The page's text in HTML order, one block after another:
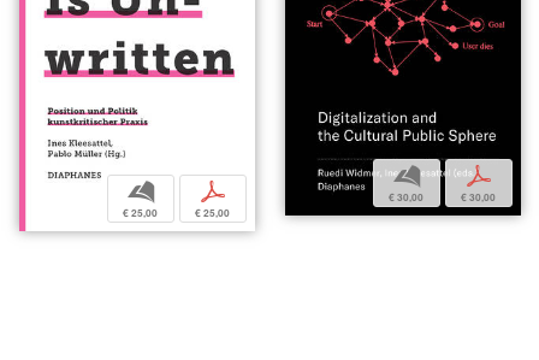
b
€ 25,00
p
€ 25,00
b
€ 30,00
p
€ 30,00